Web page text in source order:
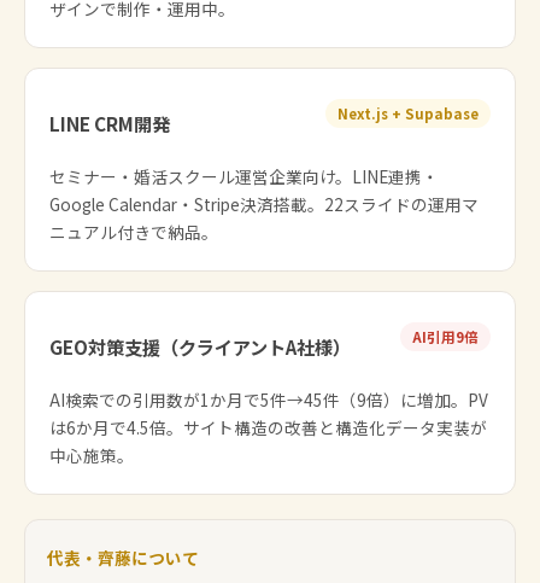
ザインで制作・運用中。
LINE CRM開発 Next.js + Supabase
セミナー・婚活スクール運営企業向け。LINE連携・
Google Calendar・Stripe決済搭載。22スライドの運用マ
ニュアル付きで納品。
GEO対策支援（クライアントA社様） AI引用9倍
AI検索での引用数が1か月で5件→45件（9倍）に増加。PV
は6か月で4.5倍。サイト構造の改善と構造化データ実装が
中心施策。
代表・齊藤について